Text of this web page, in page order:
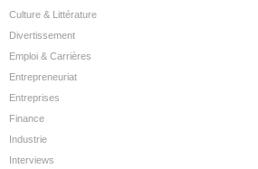
Culture & Littérature
Divertissement
Emploi & Carrières
Entrepreneuriat
Entreprises
Finance
Industrie
Interviews